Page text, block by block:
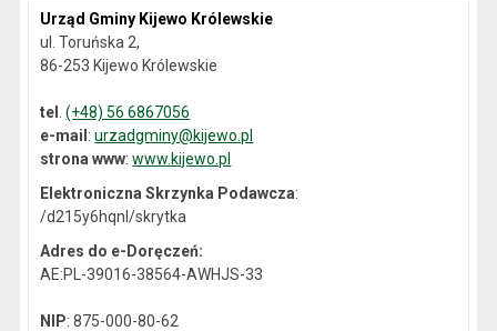
Urząd Gminy Kijewo Królewskie
ul. Toruńska 2,
86-253 Kijewo Królewskie
tel .(+48) 56 6867056
e-mail :urzadgminy@kijewo.pl
strona www:www.kijewo.pl
Elektroniczna Skrzynka Podawcza:
/d215y6hqnl/skrytka
Adres do e-Doręczeń:
AE:PL-39016-38564-AWHJS-33
NIP: 875-000-80-62